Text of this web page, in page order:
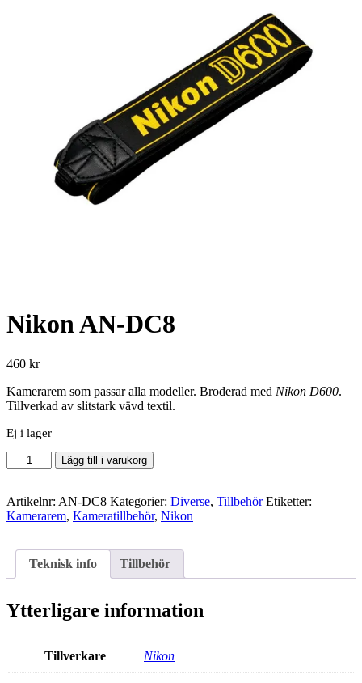
Nikon AN-DC8
460 kr
Kamerarem som passar alla modeller. Broderad med Nikon D600.
Tillverkad av slitstark vävd textil.
Ej i lager
Nikon
AN-
mängd
Lägg till i varukorg
Artikelnr: AN-DC8 Kategorier: Diverse, Tillbehör Etiketter:
Kamerarem, Kameratillbehör, Nikon
Teknisk info Tillbehör
Ytterligare information
Tillverkare Nikon